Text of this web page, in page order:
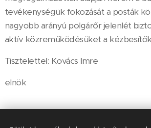
tevékenységük fokozását a posták
nagyobb arányú polgárőr jelenlét
aktív közreműködésüket a
Tisztelettel: Kovács Imre
elnök